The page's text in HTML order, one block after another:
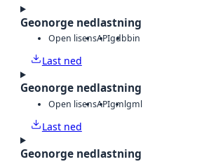
Geonorge nedlastning
Open lisensAPIgdbbin
Last ned
Geonorge nedlastning
Open lisensAPIgmlgml
Last ned
Geonorge nedlastning